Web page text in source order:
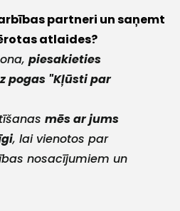
partneri un saņemt
atlaides?
piesakieties
pogas "Kļūsti par
mēs ar jums
, lai vienotos par
nosacījumiem un
mums!
Atbildēsim
pēc
iespējas
ātrāk
Vārds